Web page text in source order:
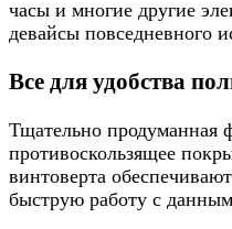
часы и многие другие
девайсы повседневного
Все для удобства
Тщательно продуманная
противоскользящее
винтоверта
быструю работу с